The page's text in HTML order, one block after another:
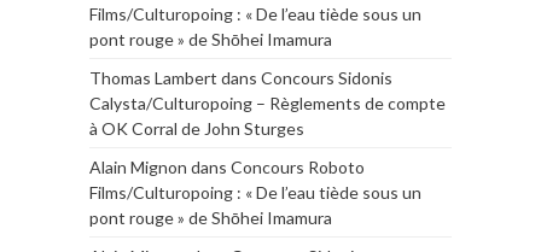
Films/Culturopoing : « De l’eau tiède sous un
pont rouge » de Shōhei Imamura
Thomas Lambert dans Concours Sidonis
Calysta/Culturopoing – Règlements de compte
à OK Corral de John Sturges
Alain Mignon dans Concours Roboto
Films/Culturopoing : « De l’eau tiède sous un
pont rouge » de Shōhei Imamura